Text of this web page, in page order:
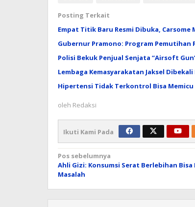
Posting Terkait
Empat Titik Baru Resmi Dibuka,
Gubernur Pramono: Program Pemutihan
Polisi Bekuk Penjual Senjata “Airsoft
Lembaga Kemasyarakatan Jaksel
Hipertensi Tidak Terkontrol Bisa Memicu
oleh Redaksi
Ikuti Kami Pada
Navigasi
pos
Pos sebelumnya
Ahli Gizi: Konsumsi Serat Berlebihan Bisa
Masalah